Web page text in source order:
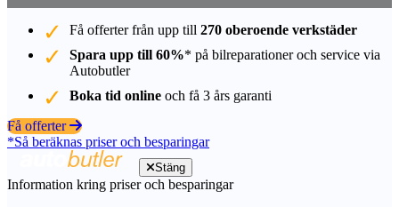
Få offerter från upp till 270 oberoende verkstäder
Spara upp till 60%* på bilreparationer och service via
Autobutler
Boka tid online och få 3 års garanti
Få offerter
*Så beräknas priser och besparingar
Stäng
Information kring priser och besparingar